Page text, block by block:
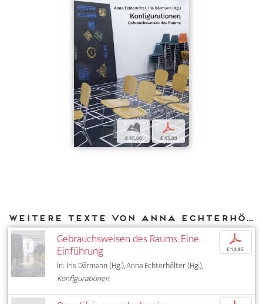
b
€ 45,00
p
€ 45,00
Weitere Texte von Anna Echterhölter bei DIAPHANES
Gebrauchsweisen des Raums. Eine
Einführung
In: Iris Därmann (Hg.), Anna Echterhölter (Hg.),
Konfigurationen
p
€ 14,95